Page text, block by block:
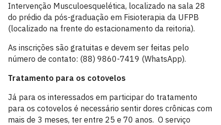
Intervenção Musculoesquelética, localizado na sala 28
do prédio da pós-graduação em Fisioterapia da UFPB
(localizado na frente do estacionamento da reitoria).
As inscrições são gratuitas e devem ser feitas pelo
número de contato: (88) 9860-7419 (WhatsApp).
Tratamento para os cotovelos
Já para os interessados em participar do tratamento
para os cotovelos é necessário sentir dores crônicas com
mais de 3 meses, ter entre 25 e 70 anos. O serviço